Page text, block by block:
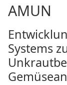
AMUN
Systems